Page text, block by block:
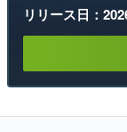
リリース日：